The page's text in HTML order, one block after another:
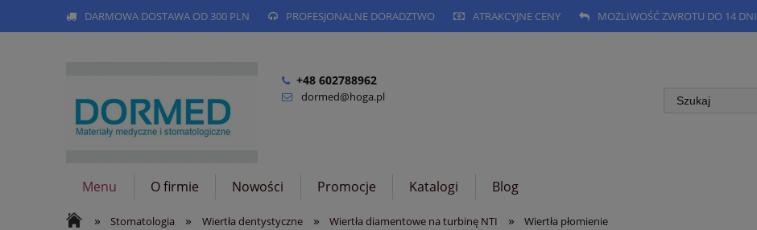
DARMOWA DOSTAWA OD 300 PLN PROFESJONALNE DORADZTWO ATRAKCYJNE CENY MOŻLIWOŚĆ ZWROTU DO 14 DNI
+48 602788962
dormed@hoga.pl
Menu O firmie Nowości Promocje Katalogi
Blog
»
Stomatologia » Wiertła dentystyczne » Wiertła diamentowe na turbinę NTI » Wiertła płomienie